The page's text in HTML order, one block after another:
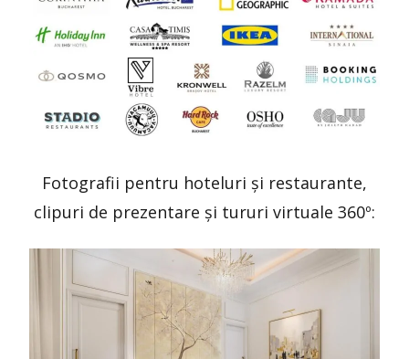
Fotografii pentru hoteluri și restaurante,
clipuri de prezentare și tururi virtuale 360º: